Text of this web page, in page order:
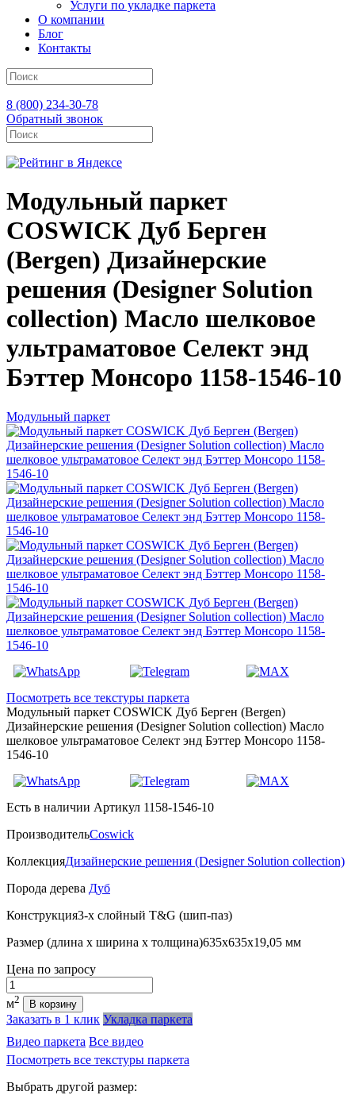
Услуги по укладке паркета
О компании
Блог
Контакты
8 (800) 234-30-78
Обратный звонок
Модульный паркет
COSWICK Дуб Берген
(Bergen) Дизайнерские
решения (Designer Solution
collection) Масло шелковое
ультраматовое Селект энд
Бэттер Монсоро 1158-1546-10
Модульный паркет
Посмотреть все текстуры паркета
Модульный паркет COSWICK Дуб Берген (Bergen)
Дизайнерские решения (Designer Solution collection) Масло
шелковое ультраматовое Селект энд Бэттер Монсоро 1158-
1546-10
Есть в наличии Артикул 1158-1546-10
ПроизводительCoswick
КоллекцияДизайнерские решения (Designer Solution collection)
Порода дерева Дуб
Конструкция3-х слойный T&G (шип-паз)
Размер (длина х ширина х толщина)635х635х19,05 мм
Цена по запросу
Количество
м2 В корзину
Заказать в 1 клик Укладка паркета
Видео паркета Все видео
Посмотреть все текстуры паркета
Выбрать другой размер: